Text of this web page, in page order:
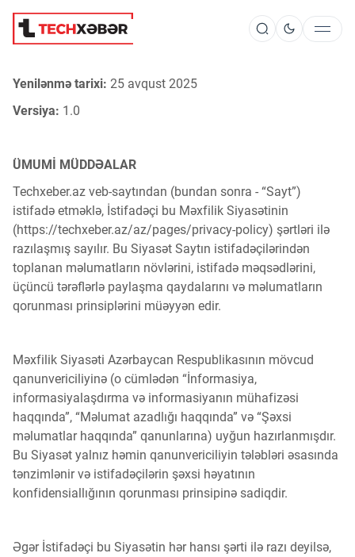
Süni İntellekt
Texnoloji İnkişaf
İnnovasiya və Startaplar
Robot və Cihazlar
Kriptovalyuta
ÇƏRƏZLƏR SİYASƏTİ
İSTIFADƏ ŞƏRTLƏRİ
MƏXFİLİK SİYASƏTİ
Yenilənmə tarixi: 25 avqust 2025
Versiya: 1.0
ÜMUMİ MÜDDƏALAR
Techxeber.az veb-saytından (bundan sonra - “Sayt”)
istifadə etməklə, İstifadəçi bu Məxfilik Siyasətinin
(https://techxeber.az/az/pages/privacy-policy) şərtləri ilə
razılaşmış sayılır. Bu Siyasət Saytın istifadəçilərindən
toplanan məlumatların növlərini, istifadə məqsədlərini,
üçüncü tərəflərlə paylaşma qaydalarını və məlumatların
qorunması prinsiplərini müəyyən edir.
Məxfilik Siyasəti Azərbaycan Respublikasının mövcud
qanunvericiliyinə (o cümlədən “İnformasiya,
informasiyalaşdırma və informasiyanın mühafizəsi
haqqında”, “Məlumat azadlığı haqqında” və “Şəxsi
məlumatlar haqqında” qanunlarına) uyğun hazırlanmışdır.
Bu Siyasət yalnız həmin qanunvericiliyin tələbləri əsasında
tənzimlənir və istifadəçilərin şəxsi həyatının
konfidensiallığının qorunması prinsipinə sadiqdir.
Əgər İstifadəçi bu Siyasətin hər hansı şərti ilə razı deyilsə,